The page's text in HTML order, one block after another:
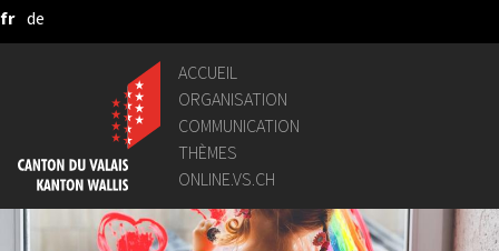
Saut au contenu principal
fr de
ACCUEIL
ORGANISATION
COMMUNICATION
THÈMES
ONLINE.VS.CH